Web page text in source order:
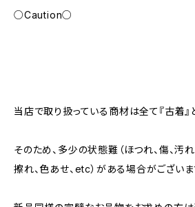
○Caution○
当店で取り扱っている商材は全て『古着』
そのため、多少の状態難（ほつれ、傷、汚れ
擦れ、色あせ、etc）がある場合がございま